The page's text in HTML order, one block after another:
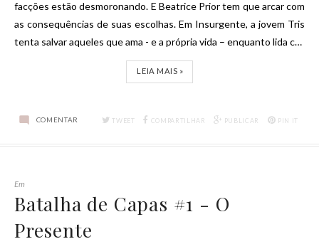
facções estão desmoronando. E Beatrice Prior tem que arcar com
as consequências de suas escolhas. Em Insurgente, a jovem Tris
tenta salvar aqueles que ama - e a própria vida – enquanto lida c…
LEIA MAIS »
COMENTAR TWEET COMPARTILHAR PUBLICAR PIN IT
Em
Batalha de Capas #1 - O
Presente